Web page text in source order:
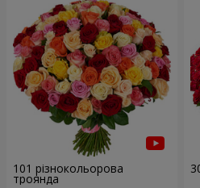
101 різнокольорова
троянда